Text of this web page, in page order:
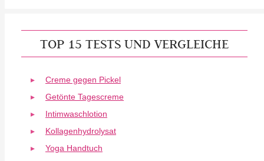
TOP 15 TESTS UND VERGLEICHE
Creme gegen Pickel
Getönte Tagescreme
Intimwaschlotion
Kollagenhydrolysat
Yoga Handtuch